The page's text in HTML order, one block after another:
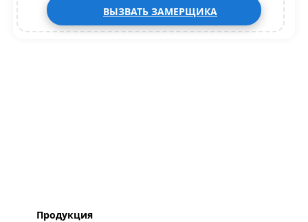
ВЫЗВАТЬ ЗАМЕРЩИКА
Продукция